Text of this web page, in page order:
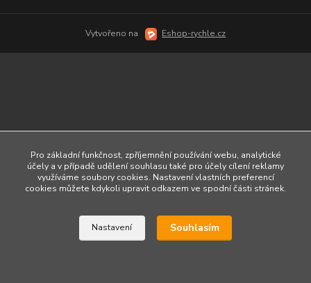
Vytvořeno na Eshop-rychle.cz
Pro základní funkčnost, zpříjemnění používání webu, analytické
účely a v případě udělení souhlasu také pro účely cílení reklamy
využíváme soubory cookies. Nastavení vlastních preferencí
cookies můžete kdykoli upravit odkazem ve spodní části stránek.
Nastavení Souhlasím